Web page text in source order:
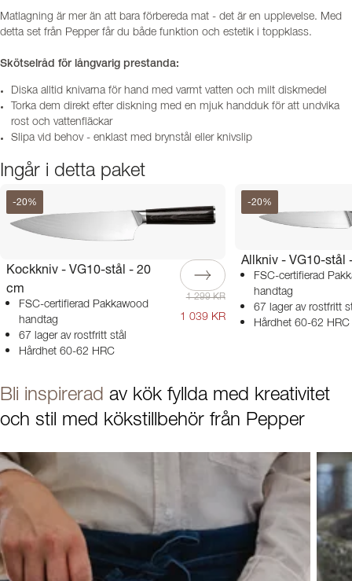
Matlagning är mer än att bara förbereda mat - det är en upplevelse. Med
detta set från Pepper får du både funktion och estetik i toppklass.
Skötselråd för långvarig prestanda:
Diska alltid knivarna för hand med varmt vatten och milt diskmedel
Torka dem direkt efter diskning med en mjuk handduk för att undvika
rost och vattenfläckar
Slipa vid behov - enklast med brynstål eller knivslip
Ingår i detta paket
-20%
Kockkniv - VG10-stål - 20
cm
FSC-certifierad Pakkawood
handtag
67 lager av rostfritt stål
Hårdhet 60-62 HRC
1 299 KR
1 039 KR
-20%
Allkniv - VG10-stål
FSC-certifierad
handtag
67 lager av rostfritt
Hårdhet 60-62 HRC
Bli inspirerad av kök fyllda med kreativitet
och stil med kökstillbehör från Pepper